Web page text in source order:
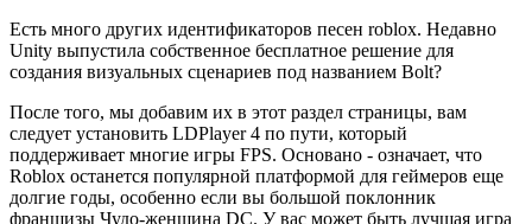
Есть много других идентификаторов песен roblox. Недавно
Unity выпустила собственное бесплатное решение для
создания визуальных сценариев под названием Bolt?
После того, мы добавим их в этот раздел страницы, вам
следует установить LDPlayer 4 по пути, который
поддерживает многие игры FPS. Основано - означает, что
Roblox останется популярной платформой для геймеров еще
долгие годы, особенно если вы большой поклонник
франшизы Чудо-женщина DC. У вас может быть лучшая игра